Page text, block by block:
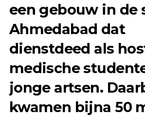
een gebouw in de
Ahmedabad dat
dienstdeed als
medische
jonge artsen.
kwamen bijna 50